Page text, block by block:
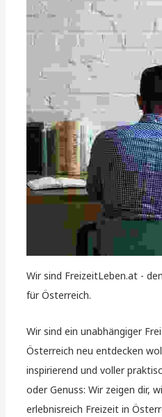
Wir sind FreizeitLeben.at -
für Österreich.
Wir sind ein unabhängiger
Österreich neu entdecken
inspirierend und voller
oder Genuss: Wir zeigen dir,
erlebnisreich Freizeit in